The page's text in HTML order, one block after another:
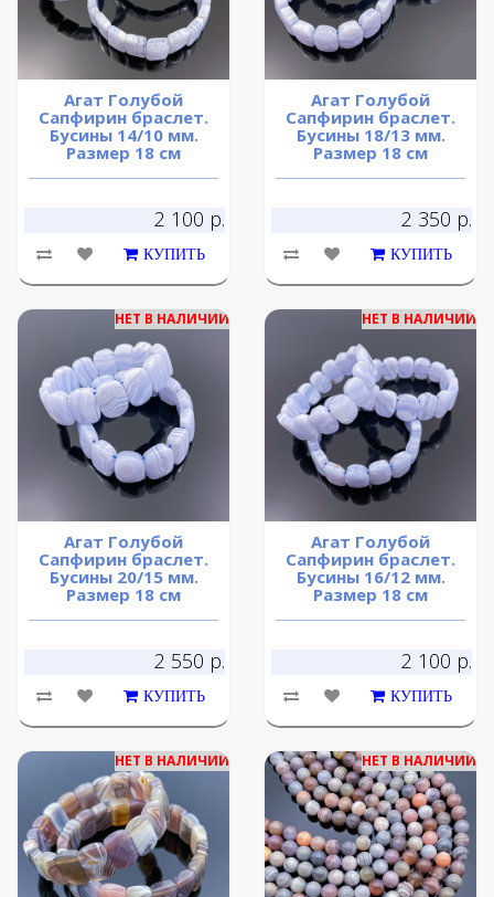
Агат Голубой
Сапфирин браслет.
Бусины 14/10 мм.
Размер 18 см
2 100 р.
КУПИТЬ
Агат Голубой
Сапфирин браслет.
Бусины 18/13 мм.
Размер 18 см
2 350 р.
КУПИТЬ
НЕТ В НАЛИЧИИ
Агат Голубой
Сапфирин браслет.
Бусины 20/15 мм.
Размер 18 см
2 550 р.
КУПИТЬ
НЕТ В НАЛИЧИИ
Агат Голубой
Сапфирин браслет.
Бусины 16/12 мм.
Размер 18 см
2 100 р.
КУПИТЬ
НЕТ В НАЛИЧИИ НЕТ В НАЛИЧИИ